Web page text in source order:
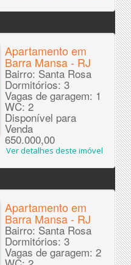
Apartamento em
Barra Mansa - RJ
Bairro: Santa Rosa
Dormitórios: 3
Vagas de garagem: 1
WC: 2
Disponível para
Venda
650.000,00
Ver detalhes deste imóvel
Apartamento em
Barra Mansa - RJ
Bairro: Santa Rosa
Dormitórios: 3
Vagas de garagem: 2